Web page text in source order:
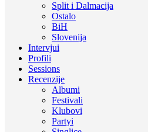
Split i Dalmacija
Ostalo
BiH
Slovenija
Intervjui
Profili
Sessions
Recenzije
Albumi
Festivali
Klubovi
Partyi